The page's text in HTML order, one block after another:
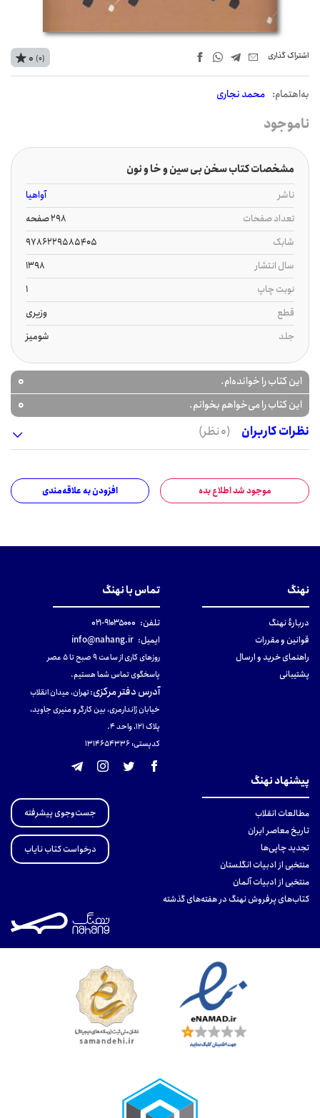
اشتراک‌ گذاری
به‌اهتمام: محمد نجاری
0 (0)
ناموجود
مشخصات کتاب سخن بی سین و خا و نون
ناشر
آواهیا
تعداد صفحات
298 صفحه
شابک
9786229585405
سال انتشار
1398
نوبت چاپ
1
قطع
وزیری
جلد
شومیز
این کتاب را خوانده‌ام. 0
این کتاب را می‌خواهم بخوانم.
0
نظرات کاربران
(0 نظر)
موجود شد اطلاع بده افزودن به علاقه‌مندی
نهنگ
دربارهٔ نهنگ
قوانین و مقررات
راهنمای خرید و ارسال
پشتیبانی
تماس با نهنگ
تلفن: ۹۱۰۳۵۰۰۰-۰۲۱
ایمیل: info@nahang.ir
روزهای کاری از ساعت ۹ صبح تا ۵ عصر
پاسخگوی تماس شما هستیم.
آدرس دفتر مرکزی:تهران، میدان انقلاب
خیابان ژاندارمری، بین کارگر و منیری جاوید،
پلاک 121، واحد ۴.
کدپستی: 131465433۶
پیشنهاد نهنگ
مطالعات انقلاب
تاریخ معاصر ایران
تجدید چاپی‌ها
منتخبی از ادبیات انگلستان
منتخبی از ادبیات آلمان
کتاب‌های پرفروش نهنگ در هفته‌های گذشته
جست‌وجوی پیشرفته
درخواست کتاب نایاب